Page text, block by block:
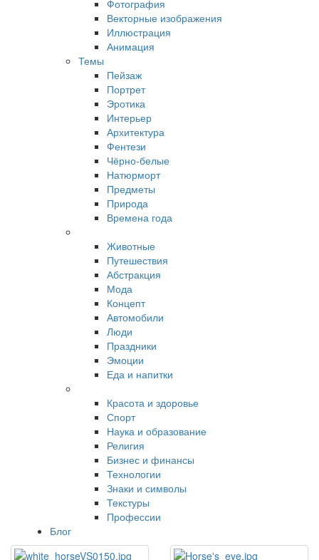
Фотография
Векторные изображения
Иллюстрация
Анимация
Темы
Пейзаж
Портрет
Эротика
Интерьер
Архитектура
Фентези
Чёрно-белые
Натюрморт
Предметы
Природа
Времена года
Животные
Путешествия
Абстракция
Мода
Концепт
Автомобили
Люди
Праздники
Эмоции
Еда и напитки
Красота и здоровье
Спорт
Наука и образование
Религия
Бизнес и финансы
Технологии
Знаки и символы
Текстуры
Профессии
Блог